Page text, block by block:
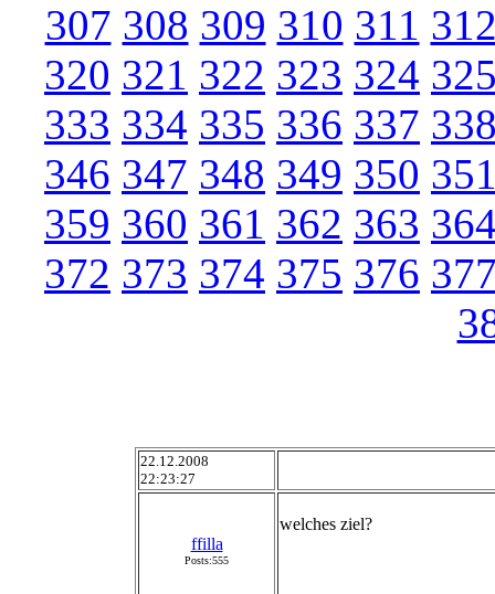
307 308 309 310 311
320 321 322 323 324
333 334 335 336 337
346 347 348 349 350
359 360 361 362 363
372 373 374 375 376
22.12.2008
22:23:27
ffilla
Posts:555
welches ziel?